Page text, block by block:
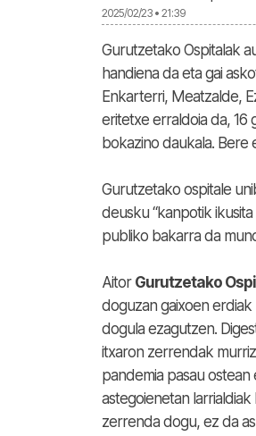
2025/02/23 • 21:39
Gurutzetako Ospitalak
handiena da eta gai
Enkarterri, Meatzalde,
eritetxe erraldoia da,
bokazino daukala. Bere
Gurutzetako ospitale
deusku “kanpotik ikusita
publiko bakarra da
Aitor Gurutzetako
doguzan gaixoen
dogula ezagutzen.
itxaron zerrendak
pandemia pasau
astegoienetan
zerrenda dogu, ez da